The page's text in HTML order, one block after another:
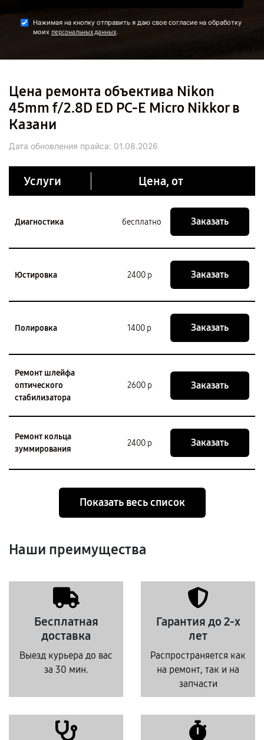
Нажимая на кнопку отправить я даю свое согласие на обработку
моих персональных данных.
Цена ремонта объектива Nikon
45mm f/2.8D ED PC-E Micro Nikkor в
Казани
Дата обновления прайса: 01.08.2026
Услуги Цена, от
Диагностика бесплатно Заказать
Юстировка 2400 р Заказать
Полировка 1400 р Заказать
Ремонт шлейфа
оптического
стабилизатора
2600 р Заказать
Ремонт кольца
зуммирования
2400 р Заказать
Показать весь список
Наши преимущества
Бесплатная
доставка
Выезд курьера до вас
за 30 мин.
Гарантия до 2-х
лет
Распространяется как
на ремонт, так и на
запчасти